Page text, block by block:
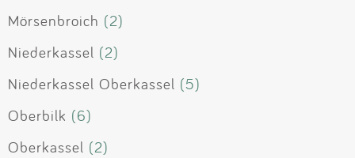
Mörsenbroich (2)
Niederkassel (2)
Niederkassel Oberkassel (5)
Oberbilk (6)
Oberkassel (2)